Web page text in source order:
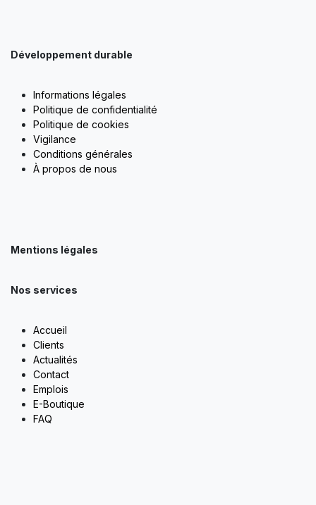
Développement durable
Informations légales
Politique de confidentialité
Politique de cookies
Vigilance
Conditions générales
À propos de nous
Mentions légales
Nos services
Accueil
Clients
Actualités
Contact
Emplois
E-Boutique
FAQ